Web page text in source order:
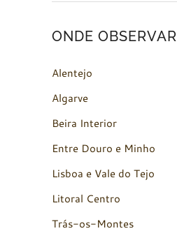
ONDE OBSERVAR
Alentejo
Algarve
Beira Interior
Entre Douro e Minho
Lisboa e Vale do Tejo
Litoral Centro
Trás-os-Montes